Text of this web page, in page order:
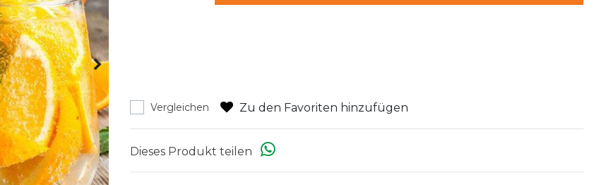
Vergleichen Zu den Favoriten hinzufügen
Dieses Produkt teilen